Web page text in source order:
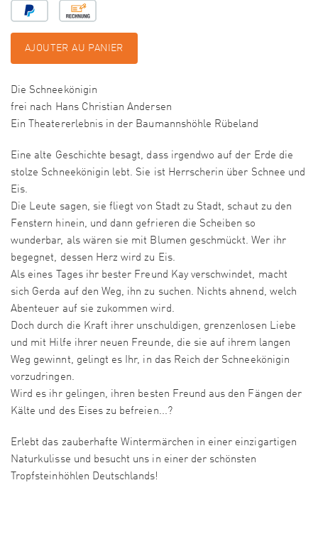
AJOUTER AU PANIER
Die Schneekönigin
frei nach Hans Christian Andersen
Ein Theatererlebnis in der Baumannshöhle Rübeland
Eine alte Geschichte besagt, dass irgendwo auf der Erde die
stolze Schneekönigin lebt. Sie ist Herrscherin über Schnee und
Eis.
Die Leute sagen, sie fliegt von Stadt zu Stadt, schaut zu den
Fenstern hinein, und dann gefrieren die Scheiben so
wunderbar, als wären sie mit Blumen geschmückt. Wer ihr
begegnet, dessen Herz wird zu Eis.
Als eines Tages ihr bester Freund Kay verschwindet, macht
sich Gerda auf den Weg, ihn zu suchen. Nichts ahnend, welch
Abenteuer auf sie zukommen wird.
Doch durch die Kraft ihrer unschuldigen, grenzenlosen Liebe
und mit Hilfe ihrer neuen Freunde, die sie auf ihrem langen
Weg gewinnt, gelingt es Ihr, in das Reich der Schneekönigin
vorzudringen.
Wird es ihr gelingen, ihren besten Freund aus den Fängen der
Kälte und des Eises zu befreien...?
Erlebt das zauberhafte Wintermärchen in einer einzigartigen
Naturkulisse und besucht uns in einer der schönsten
Tropfsteinhöhlen Deutschlands!